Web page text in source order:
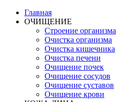
Главная
ОЧИЩЕНИЕ
Строение организма
Очистка организма
Очистка кишечника
Очистка печени
Очищение почек
Очищение сосудов
Очищение суставов
Очищение крови